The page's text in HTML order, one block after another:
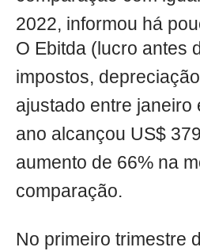
2022, informou há
O Ebitda (lucro antes
impostos,
ajustado entre janeiro
ano alcançou US$
aumento de 66% na
comparação.
No primeiro trimestre